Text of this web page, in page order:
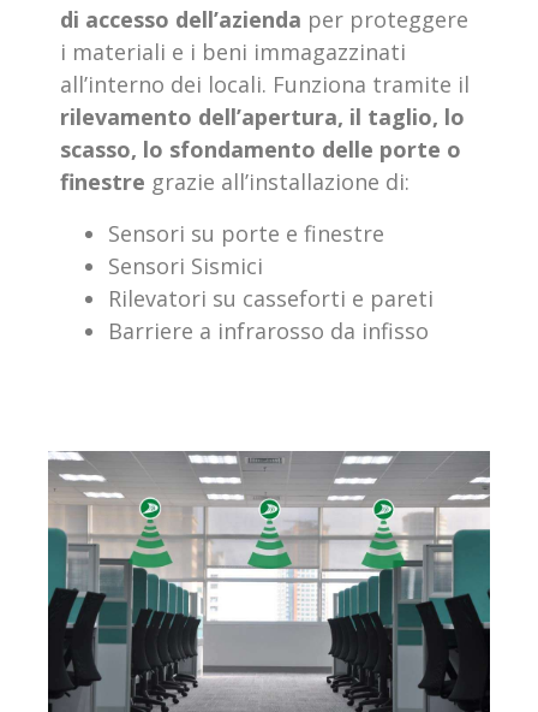
di accesso dell’azienda per proteggere
i materiali e i beni immagazzinati
all’interno dei locali. Funziona tramite il
rilevamento dell’apertura, il taglio, lo
scasso, lo sfondamento delle porte o
finestre grazie all’installazione di:
Sensori su porte e finestre
Sensori Sismici
Rilevatori su casseforti e pareti
Barriere a infrarosso da infisso